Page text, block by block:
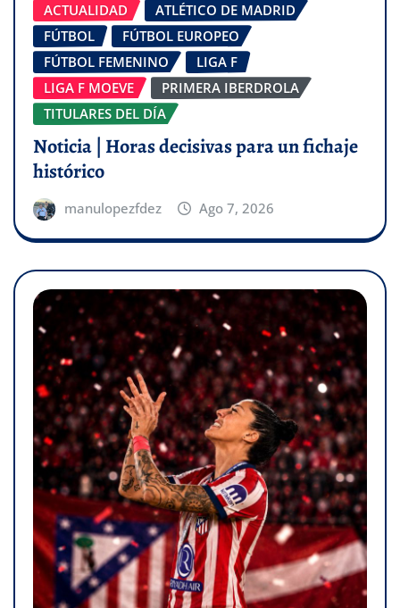
ACTUALIDAD
ATLÉTICO DE MADRID
FÚTBOL
FÚTBOL EUROPEO
FÚTBOL FEMENINO
LIGA F
LIGA F MOEVE
PRIMERA IBERDROLA
TITULARES DEL DÍA
Noticia | Horas decisivas para un fichaje
histórico
manulopezfdez Ago 7, 2026